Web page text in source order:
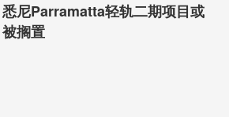
悉尼Parramatta轻轨二期项目或
被搁置